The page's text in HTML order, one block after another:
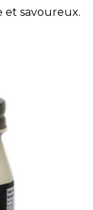
et savoureux.